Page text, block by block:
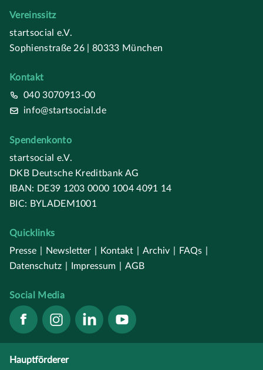
Vereinssitz
startsocial e.V.
Sophienstraße 26 | 80333 München
Kontakt
040 3070913-00
info@startsocial.de
Spendenkonto
startsocial e.V.
DKB Deutsche Kreditbank AG
IBAN: DE39 1203 0000 1004 4091 14
BIC: BYLADEM1001
Quicklinks
Presse
Newsletter Kontakt Archiv FAQs
Datenschutz
Impressum AGB
Social Media
Hauptförderer